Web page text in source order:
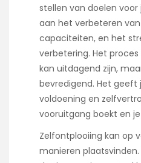
stellen van doelen voor
aan het verbeteren
capaciteiten, en het
verbetering. Het
kan uitdagend zijn,
bevredigend. Het geeft
voldoening en
vooruitgang boekt en
Zelfontplooiing kan op
manieren